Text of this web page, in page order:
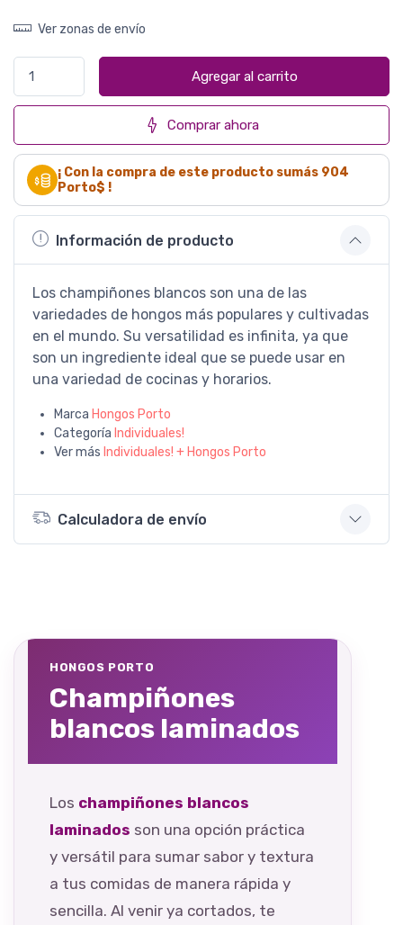
Ver zonas de envío
Agregar al carrito
Comprar ahora
¡ Con la compra de este producto sumás 904
Porto$ !
Información de producto
Los champiñones blancos son una de las
variedades de hongos más populares y cultivadas
en el mundo. Su versatilidad es infinita, ya que
son un ingrediente ideal que se puede usar en
una variedad de cocinas y horarios.
Marca Hongos Porto
Categoría Individuales!
Ver más Individuales! + Hongos Porto
Calculadora de envío
HONGOS PORTO
Champiñones
blancos laminados
Los champiñones blancos
laminados son una opción práctica
y versátil para sumar sabor y textura
a tus comidas de manera rápida y
sencilla. Al venir ya cortados, te